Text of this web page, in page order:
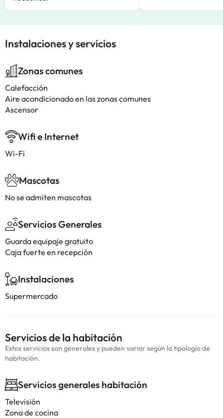
Instalaciones y servicios
Zonas comunes
Calefacción
Aire acondicionado en las zonas comunes
Ascensor
Wifi e Internet
Wi-Fi
Mascotas
No se admiten mascotas
Servicios Generales
Guarda equipaje gratuito
Caja fuerte en recepción
Instalaciones
Supermercado
Servicios de la habitación
Estos servicios son generales y pueden variar según la tipología de
habitación.
Servicios generales habitación
Televisión
Zona de cocina